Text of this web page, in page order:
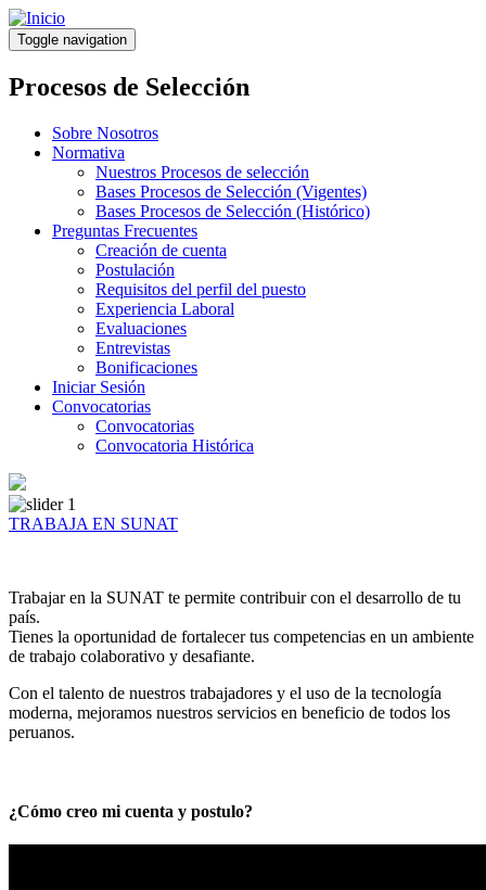
Pasar
al
contenido
principal
Toggle navigation
Procesos de Selección
Sobre Nosotros
Normativa
Nuestros Procesos de selección
Bases Procesos de Selección (Vigentes)
Bases Procesos de Selección (Histórico)
Preguntas Frecuentes
Creación de cuenta
Postulación
Requisitos del perfil del puesto
Experiencia Laboral
Evaluaciones
Entrevistas
Bonificaciones
Iniciar Sesión
Convocatorias
Convocatorias
Convocatoria Histórica
TRABAJA EN SUNAT
Trabajar en la SUNAT te permite contribuir con el desarrollo de tu
país.
Tienes la oportunidad de fortalecer tus competencias en un ambiente
de trabajo colaborativo y desafiante.
Con el talento de nuestros trabajadores y el uso de la tecnología
moderna, mejoramos nuestros servicios en beneficio de todos los
peruanos.
¿Cómo creo mi cuenta y postulo?